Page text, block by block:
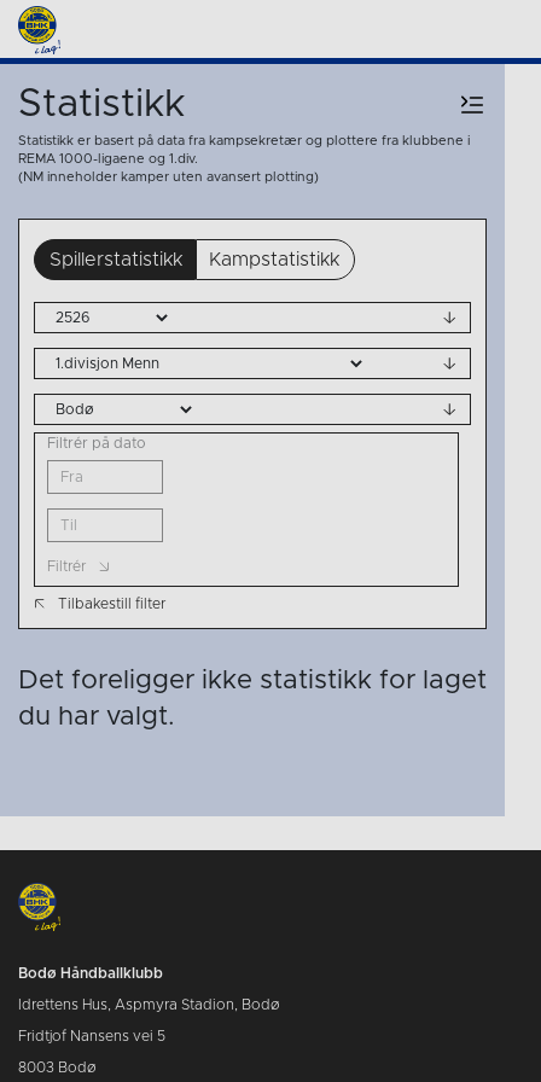
Statistikk
Statistikk er basert på data fra kampsekretær og plottere fra klubbene i
REMA 1000-ligaene og 1.div.
(NM inneholder kamper uten avansert plotting)
Spillerstatistikk Kampstatistikk
Filtrér på dato
Filtrér
Tilbakestill filter
Det foreligger ikke statistikk for laget
du har valgt.
Bodø Håndballklubb
Idrettens Hus, Aspmyra Stadion, Bodø
Fridtjof Nansens vei 5
8003 Bodø